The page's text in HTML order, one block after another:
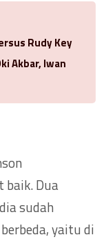
Rudy Key
Akbar, Iwan
baik. Dua
sudah
yaitu di